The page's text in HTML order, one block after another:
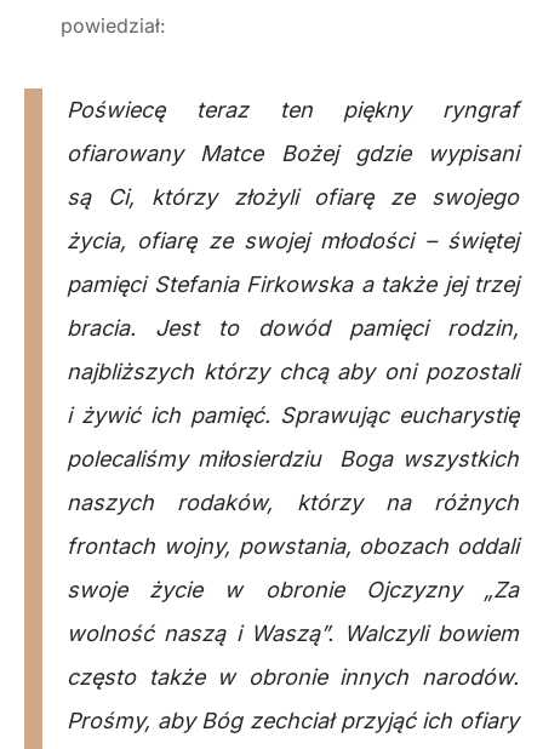
powiedział:
Poświecę teraz ten piękny ryngraf
ofiarowany Matce Bożej gdzie wypisani
są Ci, którzy złożyli ofiarę ze swojego
życia, ofiarę ze swojej młodości – świętej
pamięci Stefania Firkowska a także jej trzej
bracia. Jest to dowód pamięci rodzin,
najbliższych którzy chcą aby oni pozostali
i żywić ich pamięć. Sprawując eucharystię
polecaliśmy miłosierdziu Boga wszystkich
naszych rodaków, którzy na różnych
frontach wojny, powstania, obozach oddali
swoje życie w obronie Ojczyzny „Za
wolność naszą i Waszą”. Walczyli bowiem
często także w obronie innych narodów.
Prośmy, aby Bóg zechciał przyjąć ich ofiary